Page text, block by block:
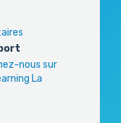
nous sur
La